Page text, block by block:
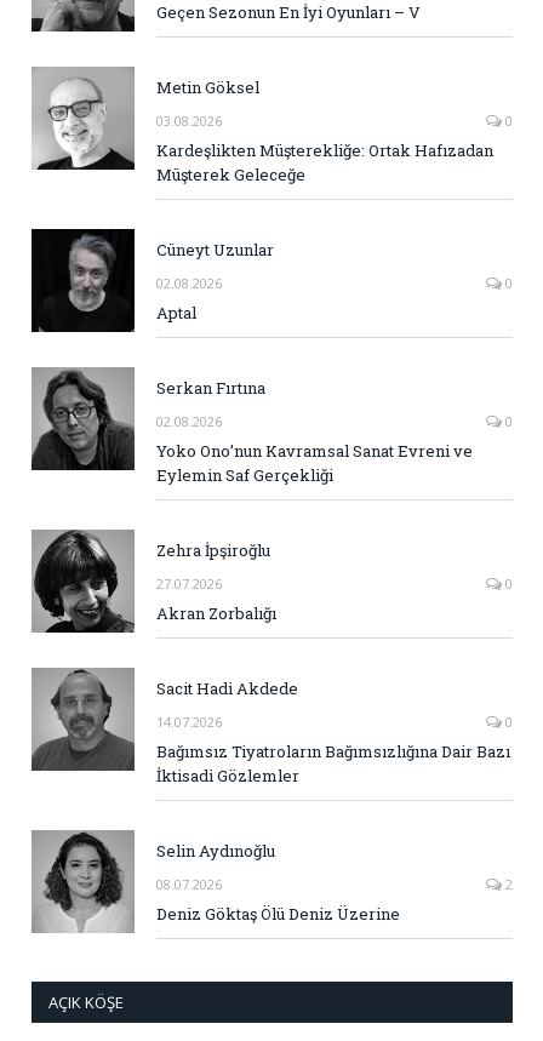
Geçen Sezonun En İyi Oyunları – V
Metin Göksel
03.08.2026 0
Kardeşlikten Müşterekliğe: Ortak Hafızadan
Müşterek Geleceğe
Cüneyt Uzunlar
02.08.2026 0
Aptal
Serkan Fırtına
02.08.2026 0
Yoko Ono’nun Kavramsal Sanat Evreni ve
Eylemin Saf Gerçekliği
Zehra İpşiroğlu
27.07.2026 0
Akran Zorbalığı
Sacit Hadi Akdede
14.07.2026 0
Bağımsız Tiyatroların Bağımsızlığına Dair Bazı
İktisadi Gözlemler
Selin Aydınoğlu
08.07.2026 2
Deniz Göktaş Ölü Deniz Üzerine
AÇIK KÖŞE